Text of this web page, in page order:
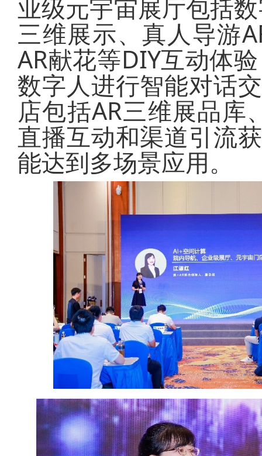
业级元宇宙展厅包括
三维展示、真人导游
AR献花等DIY互动体
数字人进行智能对话
店包括AR三维展品库
直播互动和渠道引流
能达到多场景应用。